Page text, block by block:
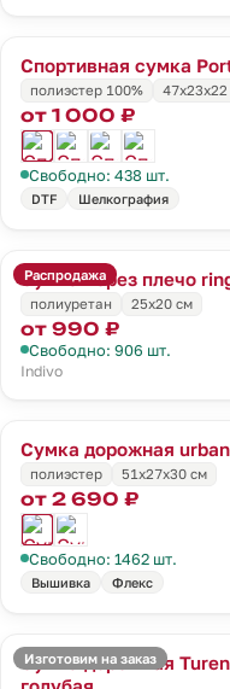
Спортивная сумка
полиэстер 100%
от 1 000 ₽
Свободно: 438 шт.
DTF Шелкография
Распродажа
Сумка через плечо
полиуретан
25х20 см
от 990 ₽
Свободно: 906 шт.
Indivo
Сумка дорожная
полиэстер
51x27x30 см
от 2 690 ₽
Свободно: 1462 шт.
Вышивка Флекс
Изготовим на заказ
Сумка дорожная